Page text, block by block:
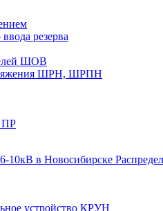
резерва
ШОВ
ШРН, ШРПН
ПР
устройство КРУН